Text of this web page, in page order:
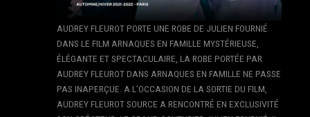
AUDREY FLEUROT PORTE UNE ROBE DE JULIEN FOURNIÉ
DANS LE FILM ARNAQUES EN FAMILLE MYSTÉRIEUSE,
ÉLÉGANTE ET SPECTACULAIRE, LA ROBE PORTÉE PAR
AUDREY FLEUROT DANS ARNAQUES EN FAMILLE NE PASSE
PAS INAPERÇUE. A L’OCCASION DE LA SORTIE DU FILM,
AUDREY FLEUROT SOURCE A RENCONTRÉ EN EXCLUSIVITÉ